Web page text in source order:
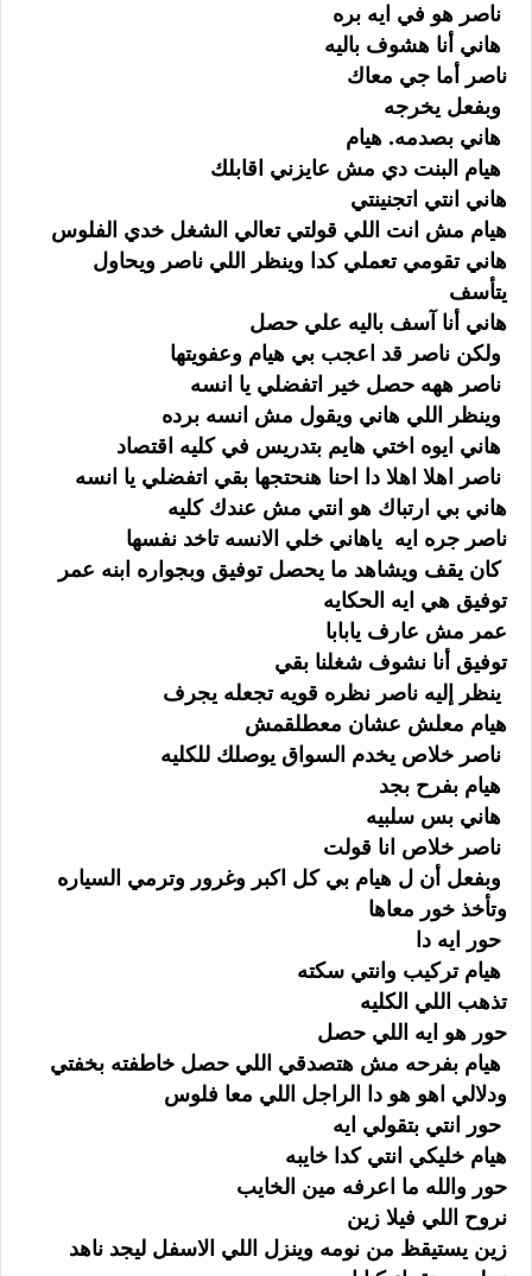
ناصر هو في ايه بره
هاني أنا هشوف باليه
ناصر أما جي معاك
وبفعل يخرجه
هاني بصدمه. هيام
هيام البنت دي مش عايزني اقابلك
هاني انتي اتجنينتي
هيام مش انت اللي قولتي تعالي الشغل خدي الفلوس
هاني تقومي تعملي كدا وينظر اللي ناصر ويحاول
يتأسف
هاني أنا آسف باليه علي حصل
ولكن ناصر قد اعجب بي هيام وعفويتها
ناصر ههه حصل خير اتفضلي يا انسه
وينظر اللي هاني ويقول مش انسه برده
هاني ايوه اختي هايم بتدريس في كليه اقتصاد
ناصر اهلا اهلا دا احنا هنحتجها بقي اتفضلي يا انسه
هاني بي ارتباك هو انتي مش عندك كليه
ناصر جره ايه ياهاني خلي الانسه تاخد نفسها
كان يقف ويشاهد ما يحصل توفيق وبجواره ابنه عمر
توفيق هي ايه الحكايه
عمر مش عارف يابابا
توفيق أنا نشوف شغلنا بقي
ينظر إليه ناصر نظره قويه تجعله يجرف
هيام معلش عشان معطلقمش
ناصر خلاص يخدم السواق يوصلك للكليه
هيام بفرح بجد
هاني بس سلبيه
ناصر خلاص انا قولت
وبفعل أن ل هيام بي كل اكبر وغرور وترمي السياره
وتأخذ خور معاها
حور ايه دا
هيام تركيب وانتي سكته
تذهب اللي الكليه
حور هو ايه اللي حصل
هيام بفرحه مش هتصدقي اللي حصل خاطفته بخفتي
ودلالي اهو هو دا الراجل اللي معا فلوس
حور انتي بتقولي ايه
هيام خليكي انتي كدا خايبه
حور والله ما اعرفه مين الخايب
نروح اللي فيلا زين
زين يستيقظ من نومه وينزل اللي الاسفل ليجد ناهد